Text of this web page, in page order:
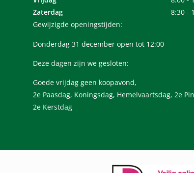
Zaterdag
8:30 -
Gewijzigde openingstijden:
Donderdag 31 december open tot 12:00
Deze dagen zijn we gesloten:
Goede vrijdag geen koopavond,
2e Paasdag, Koningsdag, Hemelvaartsdag, 2e
2e Kerstdag